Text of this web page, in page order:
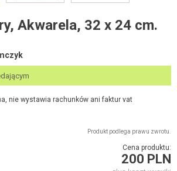
Akwarela, 32 x 24 cm.
nie wystawia rachunków ani faktur vat
Produkt podlega prawu zwrotu.
Cena produktu:
200 PLN